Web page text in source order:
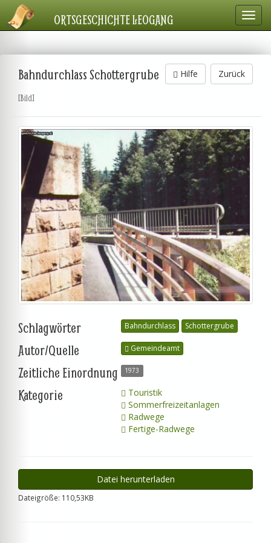
ORTSGESCHICHTE LEOGANG
Zurück
Hilfe
Bahndurchlass Schottergrube
[Bild]
Schlagwörter Bahndurchlass Schottergrube
Autor/Quelle Gemeindeamt
Zeitliche Einordnung 1973
Kategorie
Touristik
Sommerfreizeitanlagen
Radwege
Fertige-Radwege
Datei herunterladen
Dateigröße: 110,53KB